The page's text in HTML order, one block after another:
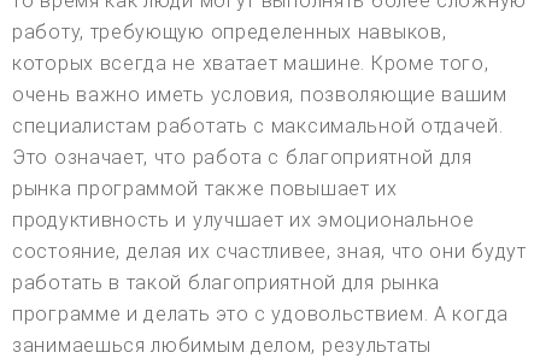
работу, требующую определенных навыков,
которых всегда не хватает машине. Кроме того,
очень важно иметь условия, позволяющие вашим
специалистам работать с максимальной отдачей.
Это означает, что работа с благоприятной для
рынка программой также повышает их
продуктивность и улучшает их эмоциональное
состояние, делая их счастливее, зная, что они будут
работать в такой благоприятной для рынка
программе и делать это с удовольствием. А когда
занимаешься любимым делом, результаты